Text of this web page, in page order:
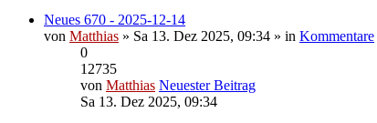
Neues 670 - 2025-12-14
von Matthias » Sa 13. Dez 2025, 09:34 » in Kommentare
0
12735
von Matthias Neuester Beitrag
Sa 13. Dez 2025, 09:34